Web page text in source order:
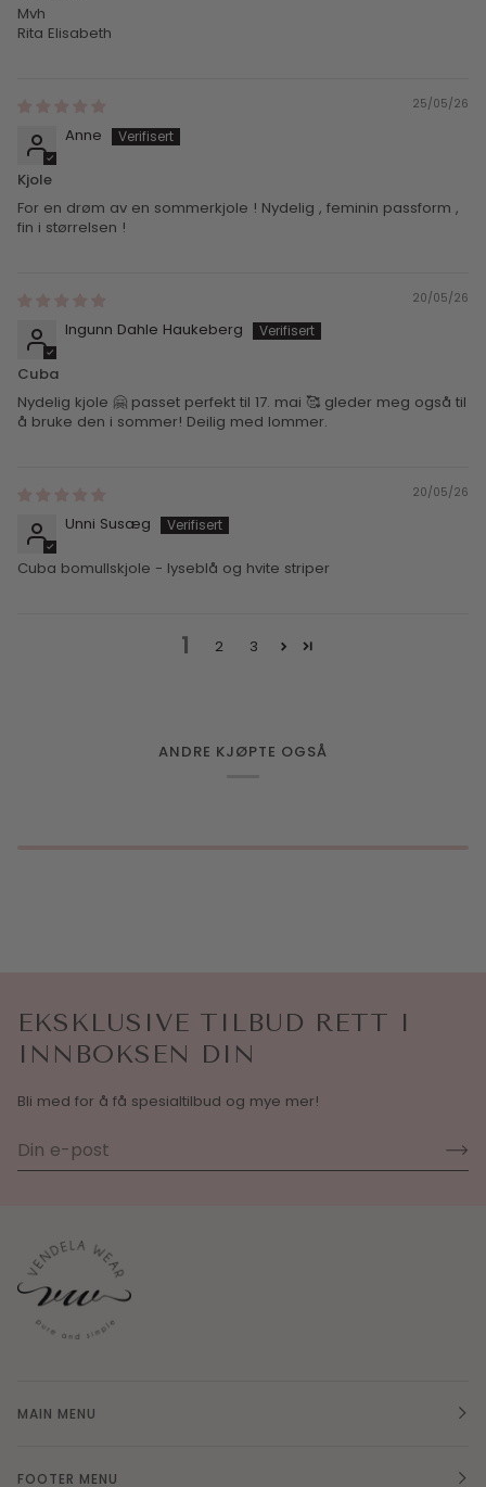
Mvh
Rita Elisabeth
25/05/26
Anne
Kjole
For en drøm av en sommerkjole ! Nydelig , feminin passform ,
fin i størrelsen !
20/05/26
Ingunn Dahle Haukeberg
Cuba
Nydelig kjole 🤗 passet perfekt til 17. mai 🥰 gleder meg også til
å bruke den i sommer! Deilig med lommer.
20/05/26
Unni Susæg
Cuba bomullskjole - lyseblå og hvite striper
1 2 3
ANDRE KJØPTE OGSÅ
EKSKLUSIVE TILBUD RETT I
INNBOKSEN DIN
Bli med for å få spesialtilbud og mye mer!
MAIN MENU
FOOTER MENU